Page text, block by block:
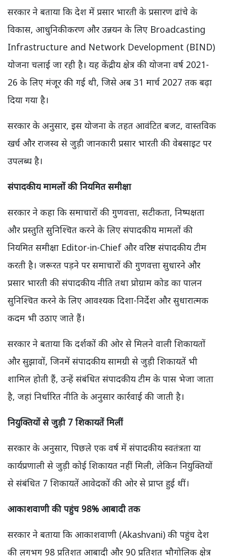
सरकार ने बताया कि देश में प्रसार भारती के प्रसारण ढांचे के
विकास, आधुनिकीकरण और उन्नयन के लिए Broadcasting
Infrastructure and Network Development (BIND)
योजना चलाई जा रही है। यह केंद्रीय क्षेत्र की योजना वर्ष 2021-
26 के लिए मंजूर की गई थी, जिसे अब 31 मार्च 2027 तक बढ़ा
दिया गया है।
सरकार के अनुसार, इस योजना के तहत आवंटित बजट, वास्तविक
खर्च और राजस्व से जुड़ी जानकारी प्रसार भारती की वेबसाइट पर
उपलब्ध है।
संपादकीय मामलों की नियमित समीक्षा
सरकार ने कहा कि समाचारों की गुणवत्ता, सटीकता, निष्पक्षता
और प्रस्तुति सुनिश्चित करने के लिए संपादकीय मामलों की
नियमित समीक्षा Editor-in-Chief और वरिष्ठ संपादकीय टीम
करती है। जरूरत पड़ने पर समाचारों की गुणवत्ता सुधारने और
प्रसार भारती की संपादकीय नीति तथा प्रोग्राम कोड का पालन
सुनिश्चित करने के लिए आवश्यक दिशा-निर्देश और सुधारात्मक
कदम भी उठाए जाते हैं।
सरकार ने बताया कि दर्शकों की ओर से मिलने वाली शिकायतों
और सुझावों, जिनमें संपादकीय सामग्री से जुड़ी शिकायतें भी
शामिल होती हैं, उन्हें संबंधित संपादकीय टीम के पास भेजा जाता
है, जहां निर्धारित नीति के अनुसार कार्रवाई की जाती है।
नियुक्तियों से जुड़ी 7 शिकायतें मिलीं
सरकार के अनुसार, पिछले एक वर्ष में संपादकीय स्वतंत्रता या
कार्यप्रणाली से जुड़ी कोई शिकायत नहीं मिली, लेकिन नियुक्तियों
से संबंधित 7 शिकायतें आवेदकों की ओर से प्राप्त हुई थीं।
आकाशवाणी की पहुंच 98% आबादी तक
सरकार ने बताया कि आकाशवाणी (Akashvani) की पहुंच देश
की लगभग 98 प्रतिशत आबादी और 90 प्रतिशत भौगोलिक क्षेत्र